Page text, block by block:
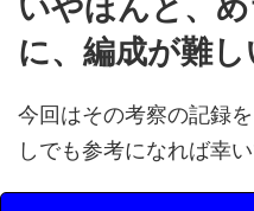
いやほんと、
に、編成が難し
今回はその考察の記録
しでも参考になれば幸い